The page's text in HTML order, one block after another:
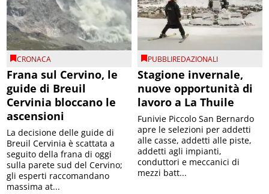
CRONACA
Frana sul Cervino, le
guide di Breuil
Cervinia bloccano le
ascensioni
La decisione delle guide di
Breuil Cervinia è scattata a
seguito della frana di oggi
sulla parete sud del Cervino;
gli esperti raccomandano
massima at...
PUBBLIREDAZIONALI
Stagione invernale,
nuove opportunità di
lavoro a La Thuile
Funivie Piccolo San Bernardo
apre le selezioni per addetti
alle casse, addetti alle piste,
addetti agli impianti,
conduttori e meccanici di
mezzi batt...